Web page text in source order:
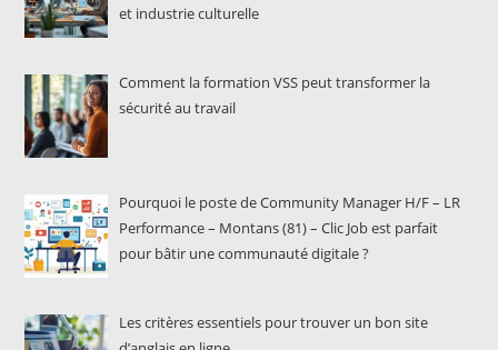
et industrie culturelle
Comment la formation VSS peut transformer la
sécurité au travail
Pourquoi le poste de Community Manager H/F – LR
Performance – Montans (81) – Clic Job est parfait
pour bâtir une communauté digitale ?
Les critères essentiels pour trouver un bon site